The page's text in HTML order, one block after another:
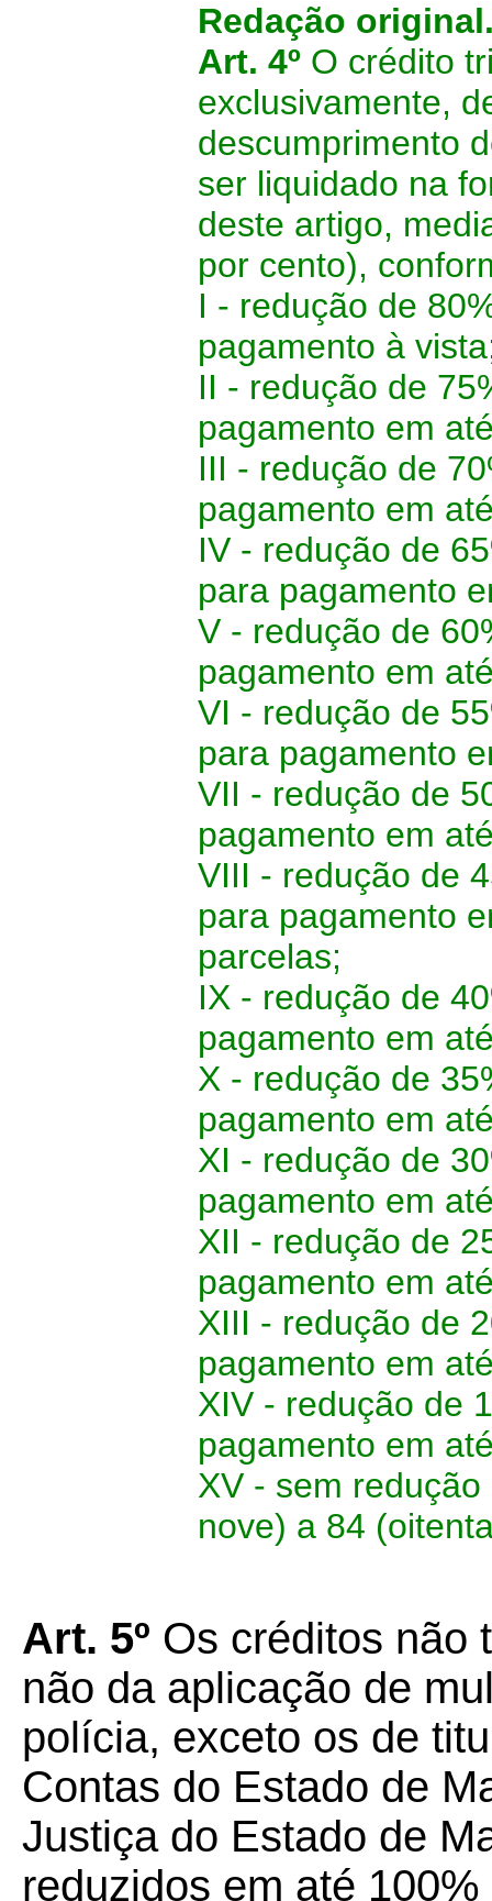
Redação
Art. 4º O crédito
exclusivamente,
descumprimento
ser liquidado na
deste artigo,
por cento),
I - redução de
pagamento à
II - redução de
pagamento em
III - redução de
pagamento em
IV - redução de
para pagamento
V - redução de
pagamento em
VI - redução de
para pagamento
VII - redução de
pagamento em
VIII - redução de
para pagamento
parcelas;
IX - redução de
pagamento em
X - redução de
pagamento em
XI - redução de
pagamento em
XII - redução de
pagamento em
XIII - redução de
pagamento em
XIV - redução de
pagamento em
XV - sem
nove) a 84
Art. 5º Os créditos não
não da aplicação de
polícia, exceto os de
Contas do Estado de
Justiça do Estado de
reduzidos em até